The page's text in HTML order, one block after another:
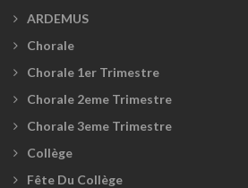
ARDEMUS
Chorale
Chorale 1er Trimestre
Chorale 2eme Trimestre
Chorale 3eme Trimestre
Collège
Fête Du Collège